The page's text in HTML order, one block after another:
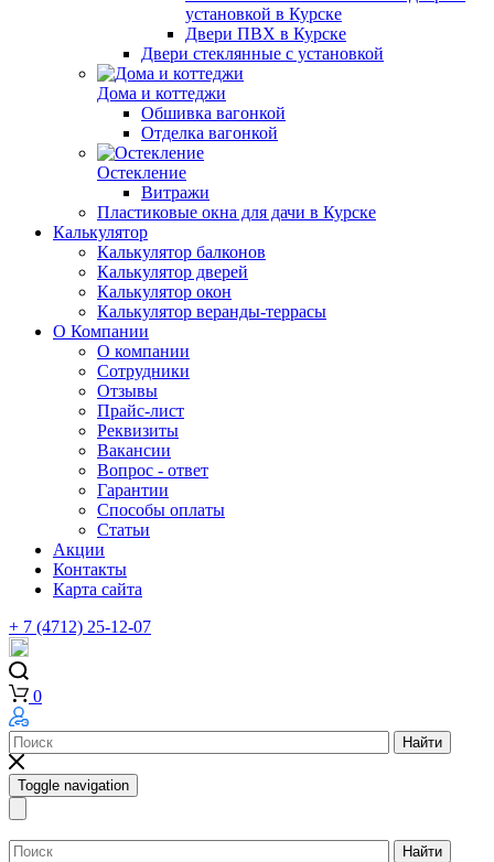
установкой в Курске
Двери ПВХ в Курске
Двери стеклянные с установкой
Дома и коттеджи
Обшивка вагонкой
Отделка вагонкой
Остекление
Витражи
Пластиковые окна для дачи в Курске
Калькулятор
Калькулятор балконов
Калькулятор дверей
Калькулятор окон
Калькулятор веранды-террасы
О Компании
О компании
Сотрудники
Отзывы
Прайс-лист
Реквизиты
Вакансии
Вопрос - ответ
Гарантии
Способы оплаты
Статьи
Акции
Контакты
Карта сайта
+ 7 (4712) 25-12-07
0
Найти
Toggle navigation
Найти